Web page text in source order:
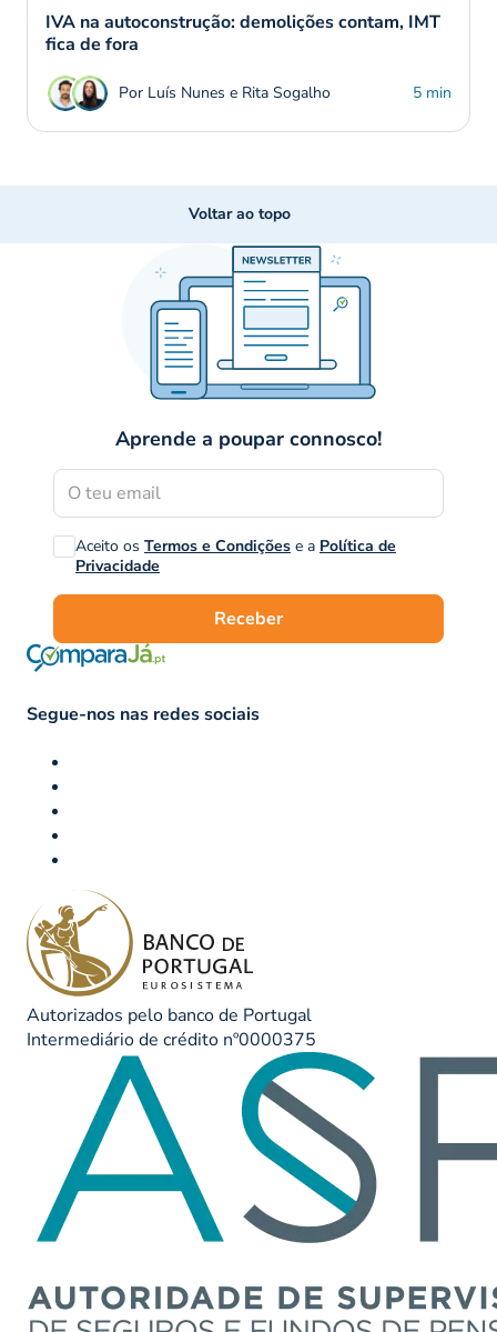
IVA na autoconstrução: demolições contam, IMT
fica de fora
Por Luís Nunes e Rita Sogalho 5 min
Voltar ao topo
Aprende a poupar connosco!
Aceito os Termos e Condições e a Política de
Privacidade
Receber
Segue-nos nas redes sociais
Autorizados pelo banco de Portugal
Intermediário de crédito nº0000375